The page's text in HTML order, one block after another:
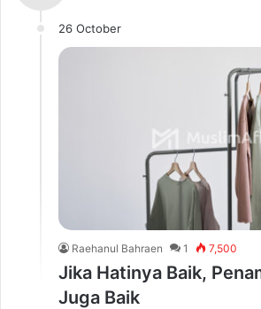
26 October
Raehanul Bahraen 1 7,500
Jika Hatinya Baik,
Juga Baik